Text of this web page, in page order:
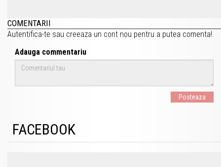
COMENTARII
Autentifica-te sau creeaza un cont nou pentru a putea comenta!.
Adauga commentariu
Posteaza
FACEBOOK